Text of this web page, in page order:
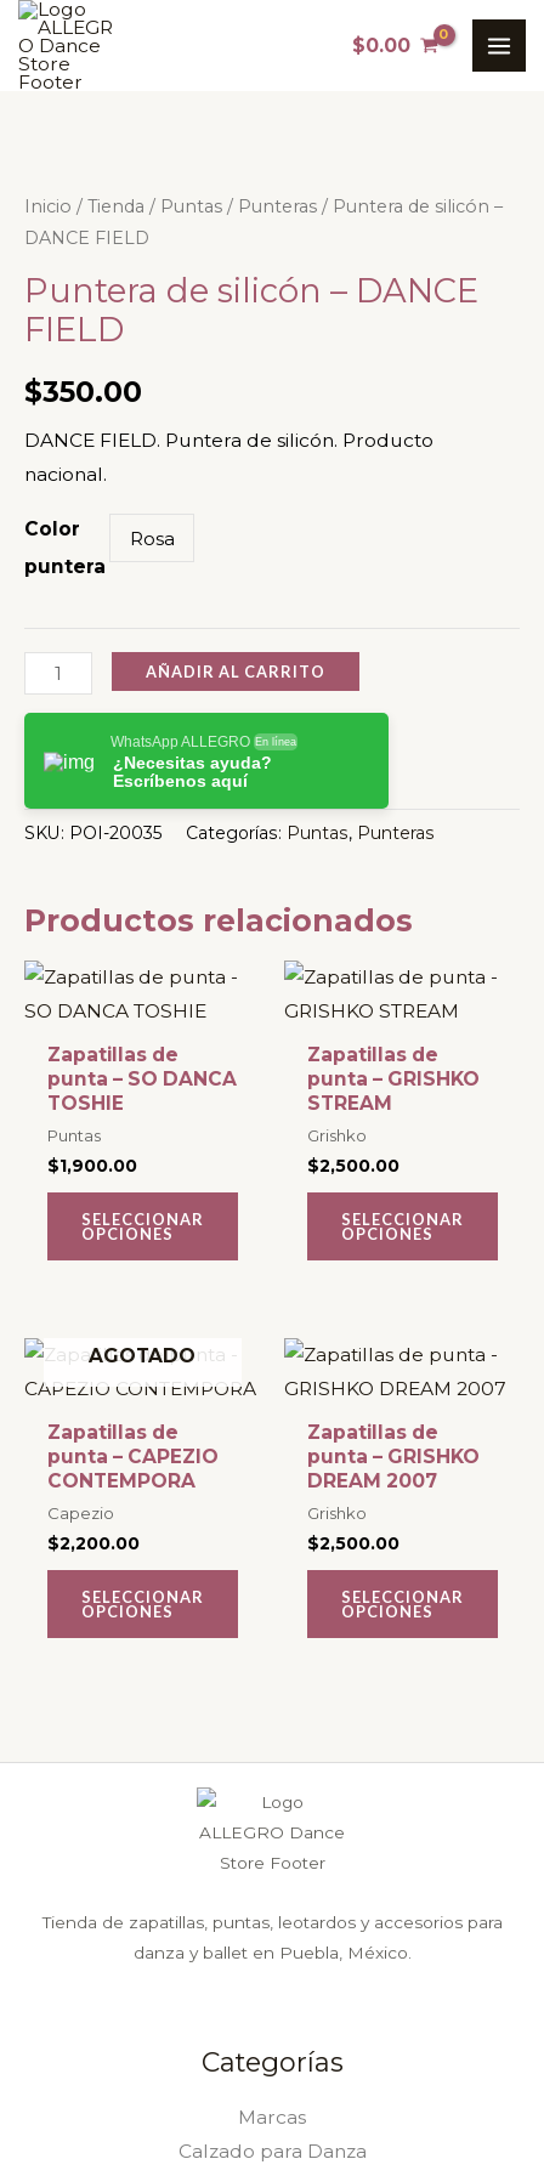
contenido
$0.00
Inicio / Tienda / Puntas / Punteras / Puntera de silicón –
DANCE FIELD
Puntera de silicón – DANCE
FIELD
$350.00
DANCE FIELD. Puntera de silicón. Producto
nacional.
Color
puntera
Rosa
Puntera
de
silicón
-
DANCE
FIELD
cantidad
AÑADIR AL CARRITO
WhatsApp ALLEGRO En línea
¿Necesitas ayuda?
Escríbenos aquí
SKU: POI-20035 Categorías: Puntas, Punteras
Productos relacionados
Zapatillas de
punta – SO DANCA
TOSHIE
Puntas
$1,900.00
SELECCIONAR
OPCIONES
Este
producto
tiene
múltiples
variantes.
Las
opciones
pueden
la
página
producto
Zapatillas de
punta – GRISHKO
STREAM
Grishko
$2,500.00
SELECCIONAR
OPCIONES
Este
producto
tiene
múltiples
variantes.
Las
opciones
pueden
la
página
producto
AGOTADO
Zapatillas de
punta – CAPEZIO
CONTEMPORA
Capezio
$2,200.00
SELECCIONAR
OPCIONES
Este
producto
tiene
múltiples
variantes.
Las
opciones
pueden
página
Zapatillas de
punta – GRISHKO
DREAM 2007
Grishko
$2,500.00
SELECCIONAR
OPCIONES
Este
producto
tiene
múltiples
variantes.
Las
opciones
pueden
página
producto
Tienda de zapatillas, puntas, leotardos y accesorios para
danza y ballet en Puebla, México.
Categorías
Marcas
Calzado para Danza